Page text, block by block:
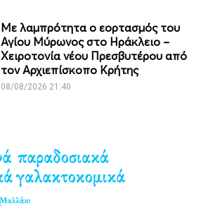
Με λαμπρότητα ο εορτασμός του
Αγίου Μύρωνος στο Ηράκλειο –
Χειροτονία νέου Πρεσβυτέρου από
τον Αρχιεπίσκοπο Κρήτης
08/08/2026 21:40